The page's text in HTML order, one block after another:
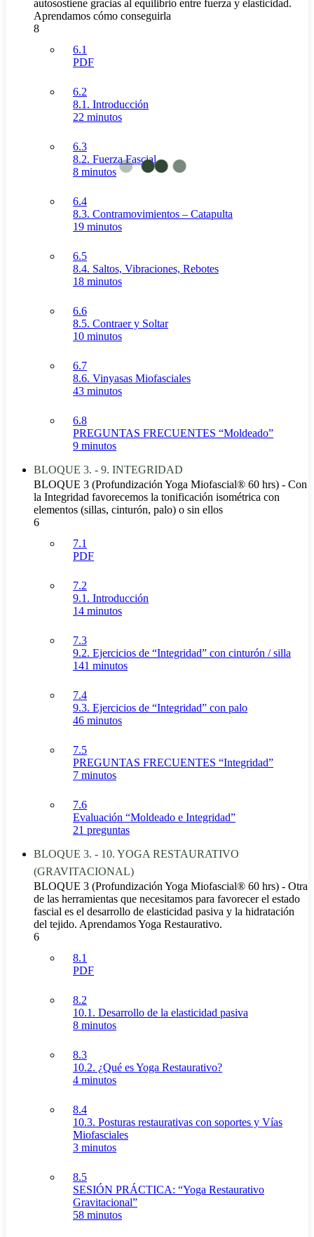
autosostiene gracias al equilibrio entre fuerza y elasticidad.
Aprendamos cómo conseguirla
8
6.1
PDF
6.2
8.1. Introducción
22 minutos
6.3
8.2. Fuerza Fascial
8 minutos
6.4
8.3. Contramovimientos – Catapulta
19 minutos
6.5
8.4. Saltos, Vibraciones, Rebotes
18 minutos
6.6
8.5. Contraer y Soltar
10 minutos
6.7
8.6. Vinyasas Miofasciales
43 minutos
6.8
PREGUNTAS FRECUENTES “Moldeado”
9 minutos
BLOQUE 3. - 9. INTEGRIDAD
BLOQUE 3 (Profundización Yoga Miofascial® 60 hrs) - Con
la Integridad favorecemos la tonificación isométrica con
elementos (sillas, cinturón, palo) o sin ellos
6
7.1
PDF
7.2
9.1. Introducción
14 minutos
7.3
9.2. Ejercicios de “Integridad” con cinturón / silla
141 minutos
7.4
9.3. Ejercicios de “Integridad” con palo
46 minutos
7.5
PREGUNTAS FRECUENTES “Integridad”
7 minutos
7.6
Evaluación “Moldeado e Integridad”
21 preguntas
BLOQUE 3. - 10. YOGA RESTAURATIVO
(GRAVITACIONAL)
BLOQUE 3 (Profundización Yoga Miofascial® 60 hrs) - Otra
de las herramientas que necesitamos para favorecer el estado
fascial es el desarrollo de elasticidad pasiva y la hidratación
del tejido. Aprendamos Yoga Restaurativo.
6
8.1
PDF
8.2
10.1. Desarrollo de la elasticidad pasiva
8 minutos
8.3
10.2. ¿Qué es Yoga Restaurativo?
4 minutos
8.4
10.3. Posturas restaurativas con soportes y Vías
Miofasciales
3 minutos
8.5
SESIÓN PRÁCTICA: “Yoga Restaurativo
Gravitacional”
58 minutos